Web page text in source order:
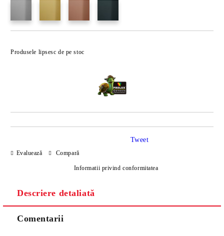
Produsele lipsesc de pe stoc
Evaluează Compară
Informatii privind conformitatea
Tweet
Descriere detaliată
Comentarii